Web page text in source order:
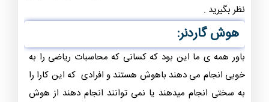
نظر بگیرید .
هوش گاردنر:
باور همه ی ما این بود که کسانی که محاسبات ریاضی را به
خوبی انجام می دهند باهوش هستند و افرادی که این کارا را
به سختی انجام میدهند یا نمی توانند انجام دهند از هوش